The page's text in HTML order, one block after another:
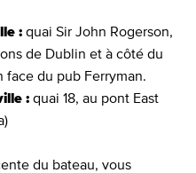
: quai Sir John Rogerson,
de Dublin et à côté du
face du pub Ferryman.
: quai 18, au pont East
du bateau, vous